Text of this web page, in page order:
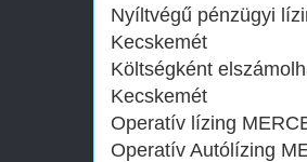
Nyíltvégű pénzügyi
Kecskemét
Költségként
Kecskemét
Operatív lízing
Operatív Autólízing